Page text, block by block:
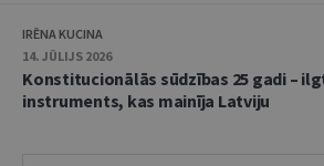
IRĒNA KUCINA
14. JŪLIJS 2026
Konstitucionālās sūdzības 25 gadi –
instruments, kas mainīja Latviju